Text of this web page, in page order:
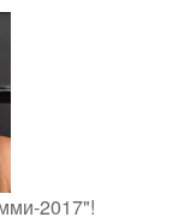
2017"!